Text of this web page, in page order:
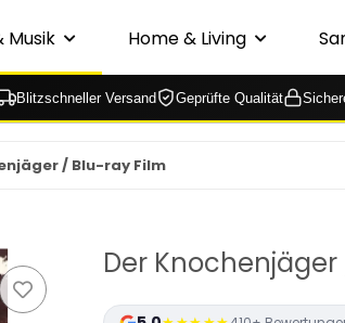
Musik Home & Living
Blitzschneller Versand Geprüfte Qualität
/ Blu-ray Film
Der